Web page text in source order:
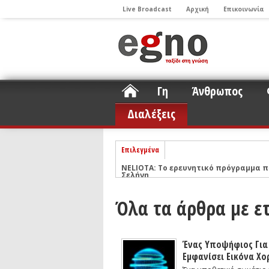
Live Broadcast Αρχική Επικοινωνία
Γη Άνθρωπος
Διαλέξεις
Επιλεγμένα
ΝΕLIOTA: Το ερευνητικό
Σελήνη
Podcast: Ο Διονύσης Σιμόπουλος
Άρθρο με αφορμή το Nobel Φυσικής
Συνέντευξη: Το ελληνικό
Συνέντευξη: Ο ερευνητής
Όλα τα άρθρα με
Ένας Υποψήφιος
Εμφανίσει Εικόνα